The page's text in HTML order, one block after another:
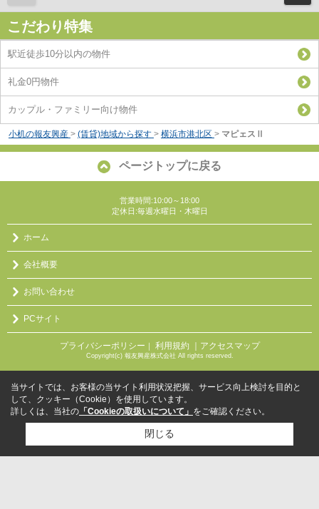
こだわり特集
駅近徒歩10分以内の物件
礼金0円物件
カップル・ファミリー向け物件
小机の報友興産 > (賃貸)地域から探す > 横浜市港北区 > マピェスⅡ
ページトップに戻る
営業時間:10:00～18:00
定休日:毎週水曜日・木曜日
ホーム
会社概要
お問い合わせ
PCサイト
プライバシーポリシー 利用規約 ｜アクセスマップ
Copyright(c) 報友興産株式会社 All rights reserved.
当サイトでは、お客様の当サイト利用状況把握、サービス向上検討を目的と
して、クッキー（Cookie）を使用しています。
詳しくは、当社の 「Cookieの取扱いについて」 をご確認ください。
閉じる